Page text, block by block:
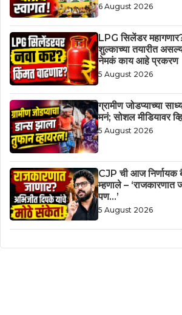
6 August 2026
LPG सिलेंडर
शुल्काच्या तयारीत
नेमकं काय आहे प्रकरण
5 August 2026
ग्रामीण जोडप्याच्या
मनं; सोशल मीडियावर
5 August 2026
CJP ची आज निर्णायक
म्हणाले – ‘राजकारणात
पण…’
5 August 2026